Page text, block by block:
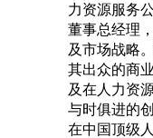
力资源服务
董事总经理
及市场战略
其出众的商
及在人力资
与时俱进的
在中国顶级